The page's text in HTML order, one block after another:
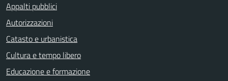
Appalti pubblici
Autorizzazioni
Catasto e urbanistica
Cultura e tempo libero
Educazione e formazione